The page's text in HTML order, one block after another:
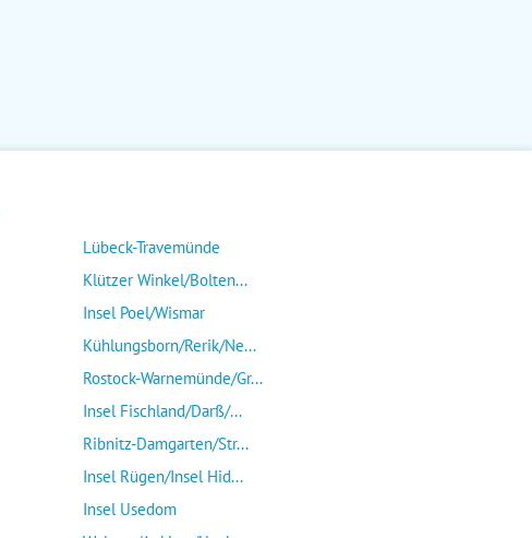
Lübeck-Travemünde
Klützer Winkel/Bolten...
Insel Poel/Wismar
Kühlungsborn/Rerik/Ne...
Rostock-Warnemünde/Gr...
Insel Fischland/Darß/...
Ribnitz-Damgarten/Str...
Insel Rügen/Insel Hid...
Insel Usedom